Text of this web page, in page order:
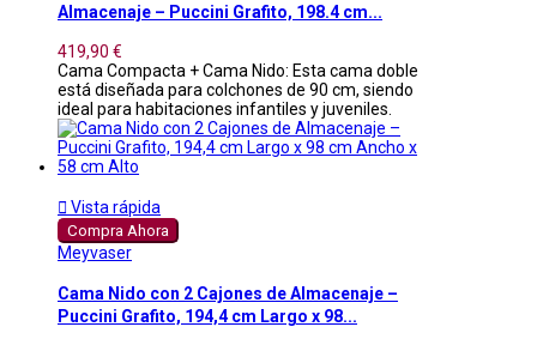
Almacenaje – Puccini Grafito, 198.4 cm...
419,90 €
Cama Compacta + Cama Nido: Esta cama doble
está diseñada para colchones de 90 cm, siendo
ideal para habitaciones infantiles y juveniles.
 Vista rápida
Compra Ahora
Meyvaser
Cama Nido con 2 Cajones de Almacenaje –
Puccini Grafito, 194,4 cm Largo x 98...